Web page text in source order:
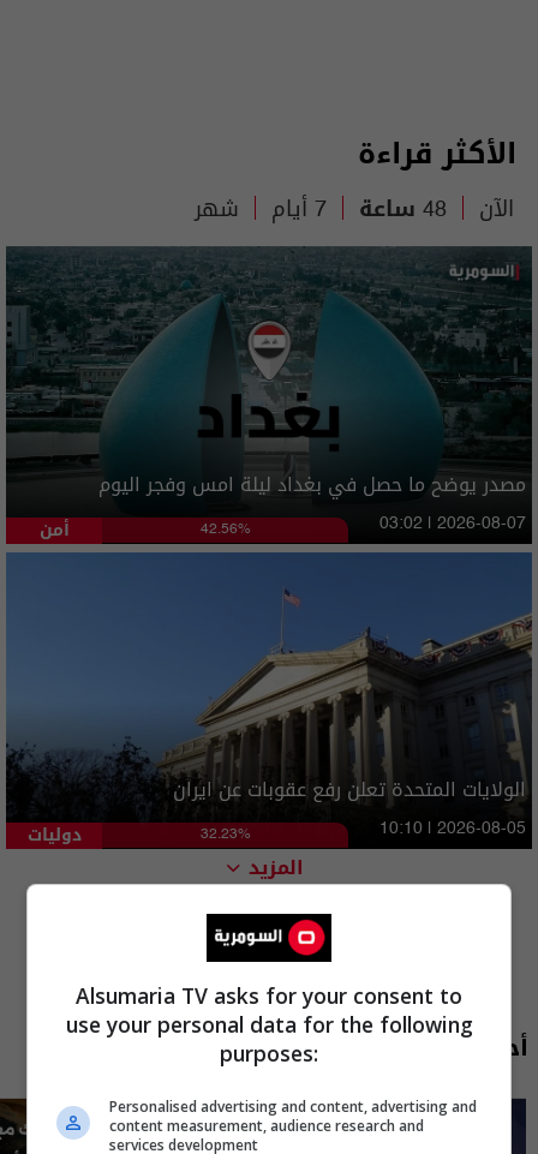
الأكثر قراءة
الآن 48 ساعة 7 أيام شهر
مصدر يوضح ما حصل في بغداد ليلة امس وفجر اليوم
أمن 42.56% 03:02 | 2026-08-07
الولايات المتحدة تعلن رفع عقوبات عن ايران
دوليات 32.23% 10:10 | 2026-08-05
المزيد
أحدث الحلقات
Alsumaria TV asks for your consent to
use your personal data for the following
purposes:
Personalised advertising and content, advertising and
content measurement, audience research and
services development